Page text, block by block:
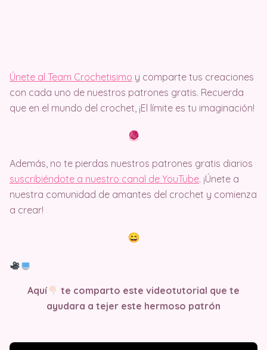
Únete al Team Crochetisimo y comparte tus creaciones
con cada uno de nuestros patrones gratis. Recuerda
que en el mundo del crochet, ¡El límite es tu imaginación!
Además, no te pierdas nuestros patrones gratis diarios
suscribiéndote a nuestro canal de YouTube. ¡Únete a
nuestra comunidad de amantes del crochet y comienza
a crear!
Aquí
te comparto este videotutorial que te
ayudara a tejer este hermoso patrón